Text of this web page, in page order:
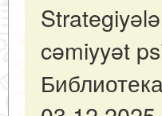
cəmiyyət